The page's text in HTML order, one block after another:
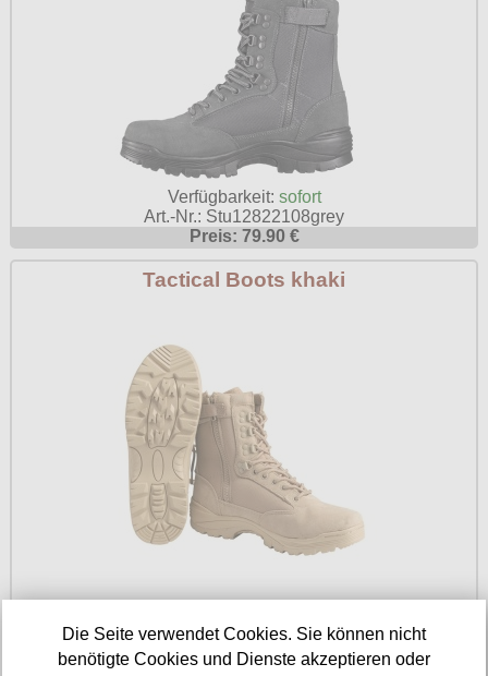
Verfügbarkeit: sofort
Art.-Nr.: Stu12822108grey
Preis: 79.90 €
Tactical Boots khaki
Verfügbarkeit:sofort
Art.-Nr.: Stu12822104
Die Seite verwendet Cookies. Sie können nicht
benötigte Cookies und Dienste akzeptieren oder